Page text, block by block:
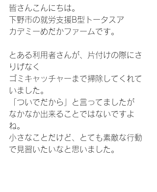
皆さんこんにちは。
下野市の就労支援B型トータスア
カデミーめだかファームです。
とある利用者さんが、片付けの際にさ
りげなく
ゴミキャッチャーまで掃除してくれて
いました。
「ついでだから」と言ってましたが
なかなか出来ることではないですよ
ね。
小さなことだけど、とても素敵な行動
で見習いたいなと思いました。